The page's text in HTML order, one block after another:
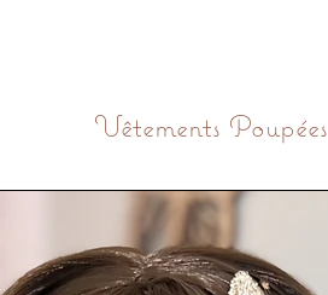
Vêtements Poupées